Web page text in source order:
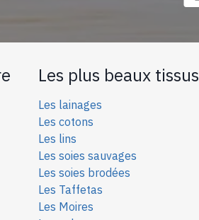
Les plus beaux tissus
Les lainages
Les cotons
Les lins
Les soies sauvages
Les soies brodées
Les Taffetas
Les Moires